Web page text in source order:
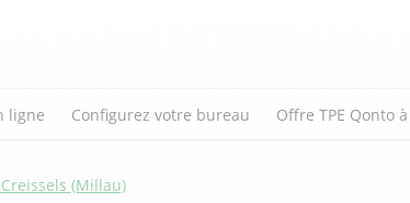
ligne Configurez votre bureau Offre TPE Qonto
(Millau)